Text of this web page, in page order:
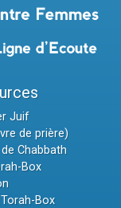
Juif
de prière)
Chabbath
Box
Box